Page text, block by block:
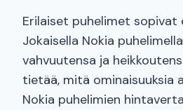
Erilaiset puhelimet sopivat
Jokaisella Nokia
vahvuutensa ja
tietää, mitä ominaisuuksia
Nokia puhelimien